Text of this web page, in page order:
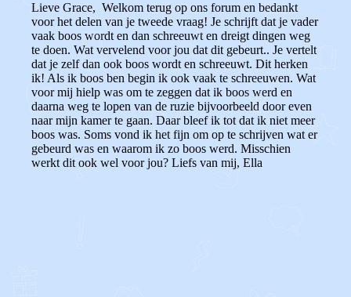
Lieve Grace, Welkom terug op ons forum en bedankt
voor het delen van je tweede vraag! Je schrijft dat je vader
vaak boos wordt en dan schreeuwt en dreigt dingen weg
te doen. Wat vervelend voor jou dat dit gebeurt.. Je vertelt
dat je zelf dan ook boos wordt en schreeuwt. Dit herken
ik! Als ik boos ben begin ik ook vaak te schreeuwen. Wat
voor mij hielp was om te zeggen dat ik boos werd en
daarna weg te lopen van de ruzie bijvoorbeeld door even
naar mijn kamer te gaan. Daar bleef ik tot dat ik niet meer
boos was. Soms vond ik het fijn om op te schrijven wat er
gebeurd was en waarom ik zo boos werd. Misschien
werkt dit ook wel voor jou? Liefs van mij, Ella